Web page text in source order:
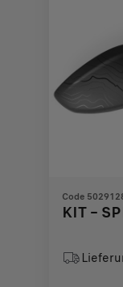
Code
KIT –